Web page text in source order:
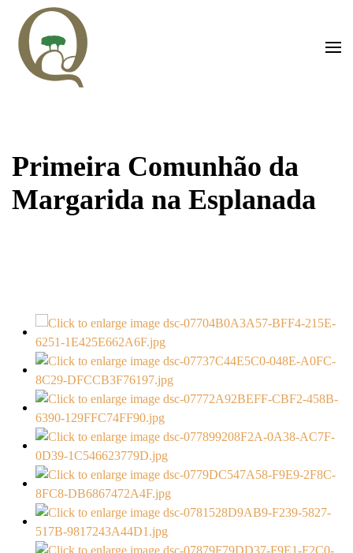
Saltar para o conteúdo principal
Primeira Comunhão da
Margarida na Esplanada